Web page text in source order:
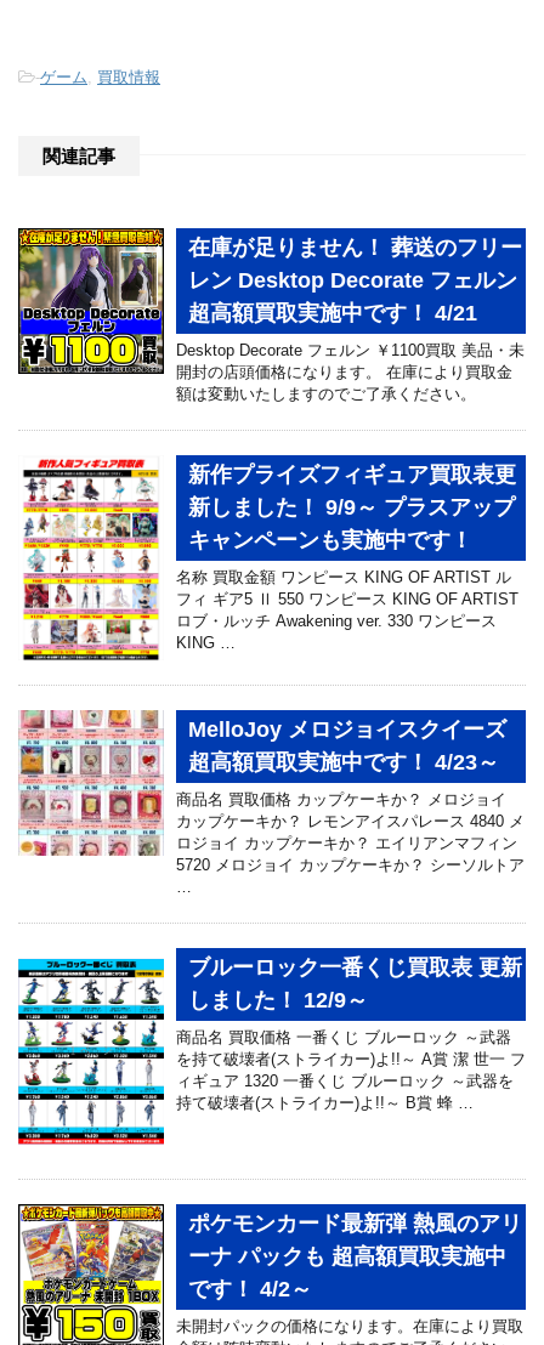
-ゲーム 買取情報
関連記事
在庫が足りません！ 葬送のフリー
レン Desktop Decorate フェルン
超高額買取実施中です！ 4/21
Desktop Decorate フェルン ￥1100買取 美品・未
開封の店頭価格になります。 在庫により買取金
額は変動いたしますのでご了承ください。
新作プライズフィギュア買取表更
新しました！ 9/9～ プラスアップ
キャンペーンも実施中です！
名称 買取金額 ワンピース KING OF ARTIST ル
フィ ギア5 Ⅱ 550 ワンピース KING OF ARTIST
ロブ・ルッチ Awakening ver. 330 ワンピース
KING …
MelloJoy メロジョイスクイーズ
超高額買取実施中です！ 4/23～
商品名 買取価格 カップケーキか？ メロジョイ
カップケーキか？ レモンアイスパレース 4840 メ
ロジョイ カップケーキか？ エイリアンマフィン
5720 メロジョイ カップケーキか？ シーソルトア
…
ブルーロック一番くじ買取表 更新
しました！ 12/9～
商品名 買取価格 一番くじ ブルーロック ～武器
を持て破壊者(ストライカー)よ!!～ A賞 潔 世一 フ
ィギュア 1320 一番くじ ブルーロック ～武器を
持て破壊者(ストライカー)よ!!～ B賞 蜂 …
ポケモンカード最新弾 熱風のアリ
ーナ パックも 超高額買取実施中
です！ 4/2～
未開封パックの価格になります。在庫により買取